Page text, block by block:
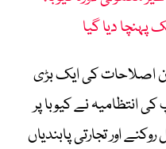
پہنچا دیا گیا
اصلاحات کی ایک بڑی
انتظامیہ نے کیوبا پر
اور تجارتی پابندیاں